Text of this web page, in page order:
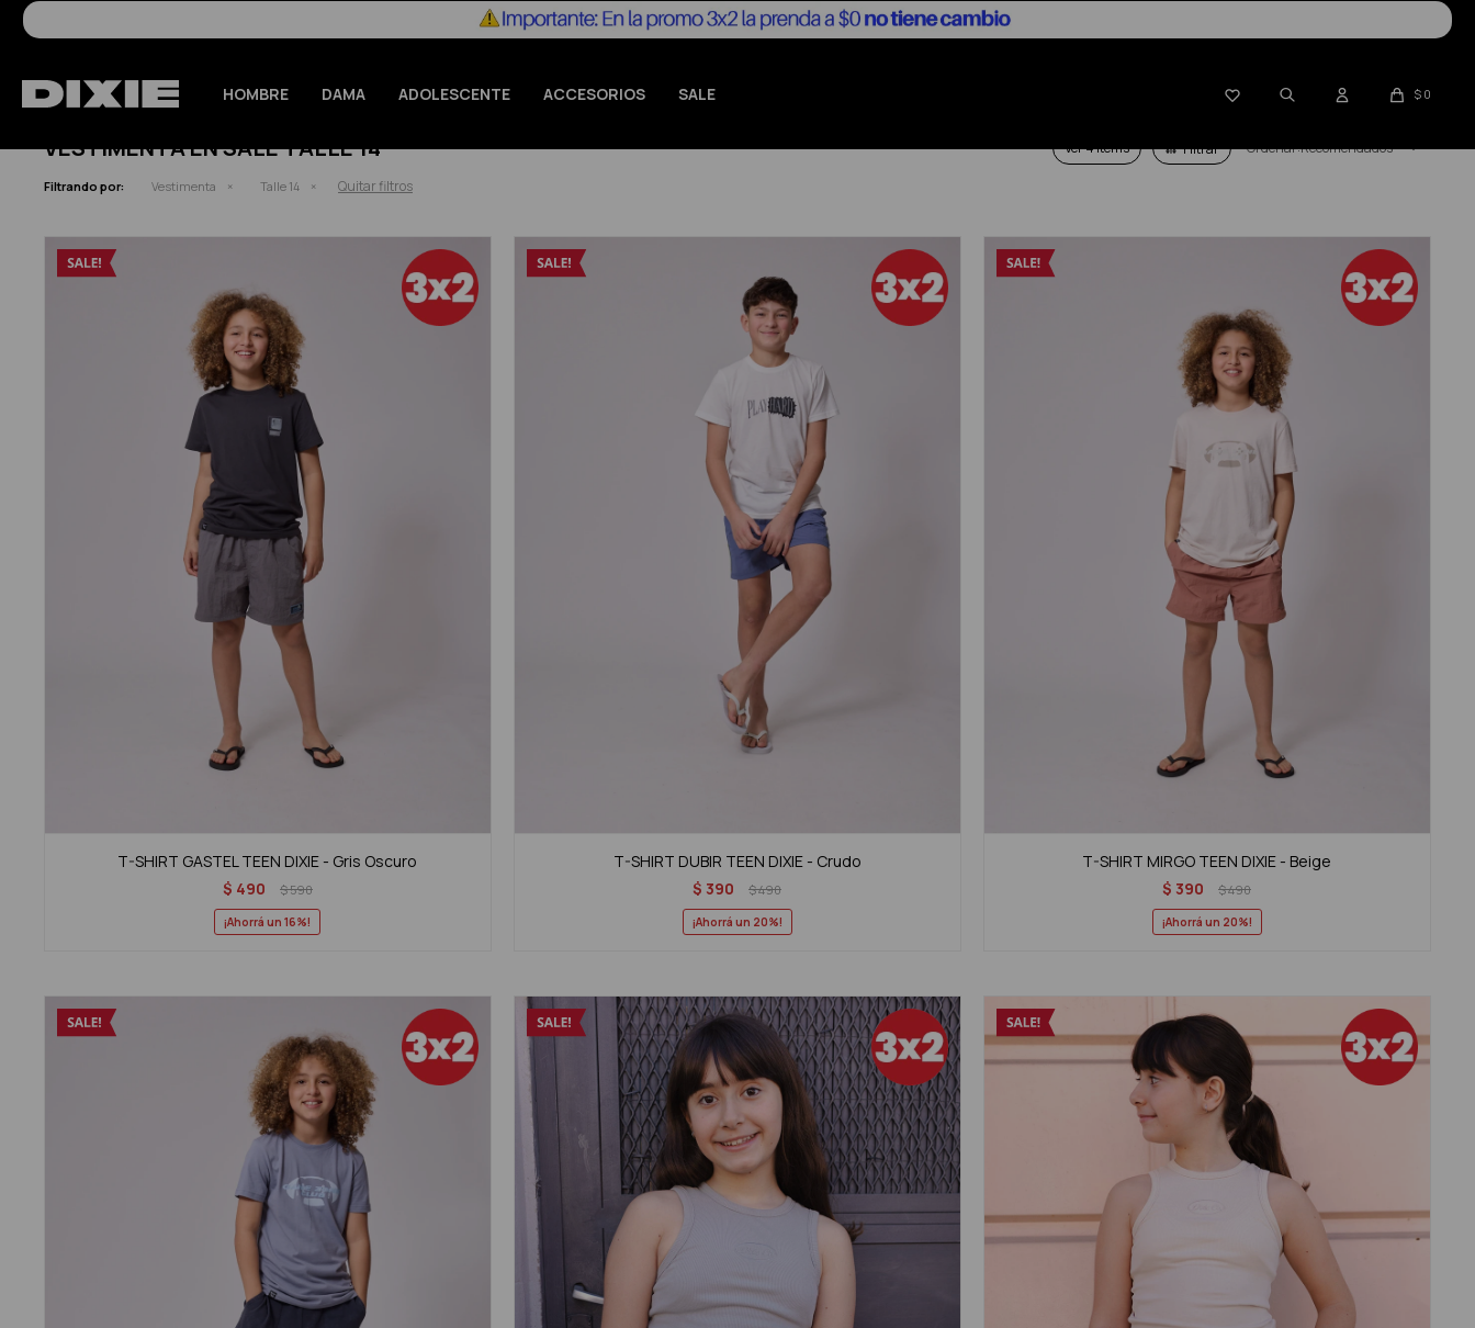
HOMBRE DAMA ADOLESCENTE ACCESORIOS SALE  $ 0
VESTIMENTA EN SALE TALLE 14 Ver Recomendados
Filtrando por: Vestimenta Talle 14 Quitar filtros
T-SHIRT GASTEL TEEN DIXIE - Gris Oscuro
$ 490 $590
16
T-SHIRT DUBIR TEEN DIXIE - Crudo
$ 390 $490
20
T-SHIRT MIRGO TEEN DIXIE - Beige
$ 390 $490
20